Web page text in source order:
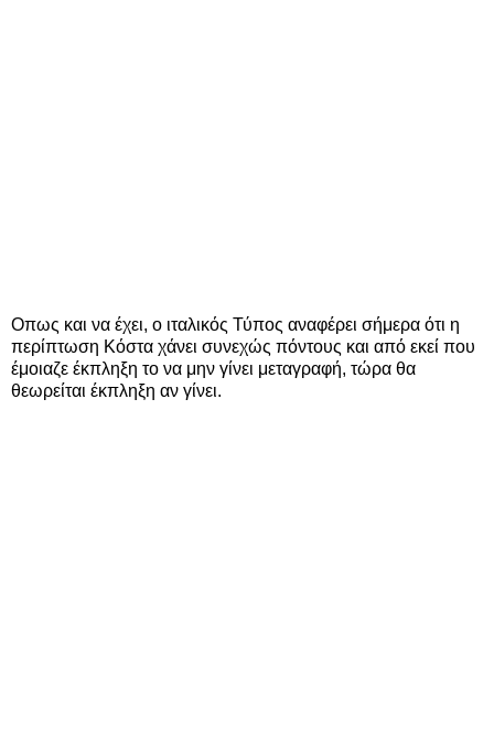
Οπως και να έχει, ο ιταλικός Τύπος αναφέρει σήμερα ότι η
περίπτωση Κόστα χάνει συνεχώς πόντους και από εκεί που
έμοιαζε έκπληξη το να μην γίνει μεταγραφή, τώρα θα
θεωρείται έκπληξη αν γίνει.